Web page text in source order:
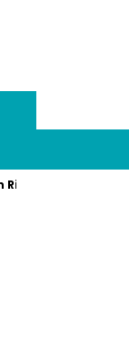
Press